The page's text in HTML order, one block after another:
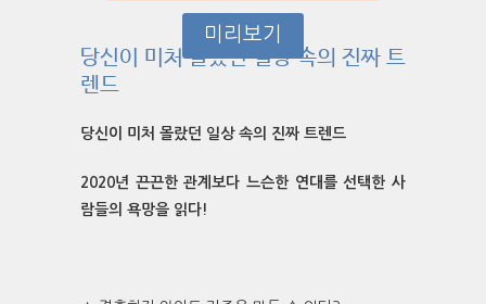
미리보기
당신이 미처 몰랐던 일상 속의 진짜 트
렌드
당신이 미처 몰랐던 일상 속의 진짜 트렌드
2020년 끈끈한 관계보다 느슨한 연대를 선택한 사
람들의 욕망을 읽다!